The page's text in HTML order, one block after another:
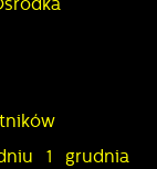
1 grudnia